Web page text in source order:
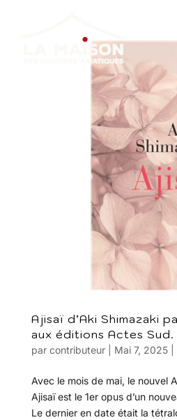
Ajisaï d’Aki Shimazaki
aux éditions Actes Sud.
par contributeur| Mai 7, 2025|
Avec le mois de mai, le nouvel
Ajisaï est le 1er opus d’un
Le dernier en date était la